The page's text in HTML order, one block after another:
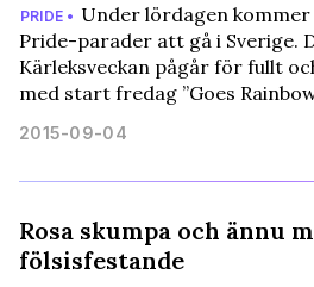
PRIDE • Under lördagen kommer
Pride-parader att gå i Sverige.
Kärleksveckan pågår för fullt
med start fredag ”Goes
2015-09-04
Rosa skumpa och ännu
fölsisfestande